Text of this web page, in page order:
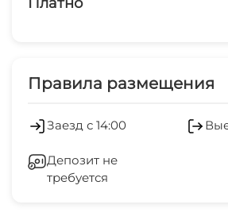
Есть трансфер
Мангал/барбекю
Беседка
Правила размещения
Заезд с 14:00
Депозит не
требуется